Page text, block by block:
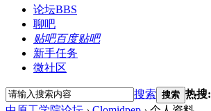
论坛BBS
聊吧
贴吧百度贴吧
新手任务
微社区
搜索 搜索 热搜: